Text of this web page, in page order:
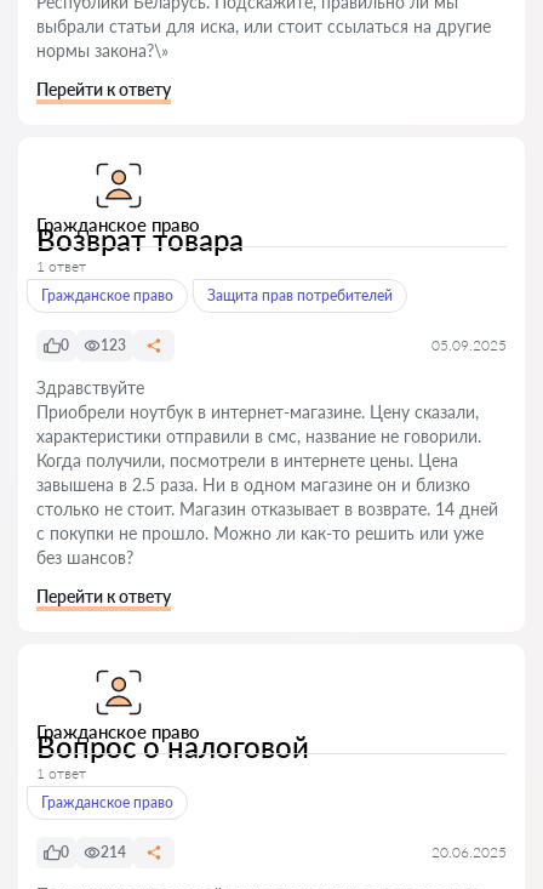
выбрали статьи для иска, или стоит ссылаться на другие
нормы закона?\»
Перейти к ответу
Гражданское право
Возврат товара
1 ответ
Гражданское право
Защита прав потребителей
0 123 05.09.2025
Здравствуйте
Приобрели ноутбук в интернет-магазине. Цену сказали,
характеристики отправили в смс, название не говорили.
Когда получили, посмотрели в интернете цены. Цена
завышена в 2.5 раза. Ни в одном магазине он и близко
столько не стоит. Магазин отказывает в возврате. 14 дней
с покупки не прошло. Можно ли как-то решить или уже
без шансов?
Перейти к ответу
Гражданское право
Вопрос о налоговой
1 ответ
Гражданское право
0 214 20.06.2025